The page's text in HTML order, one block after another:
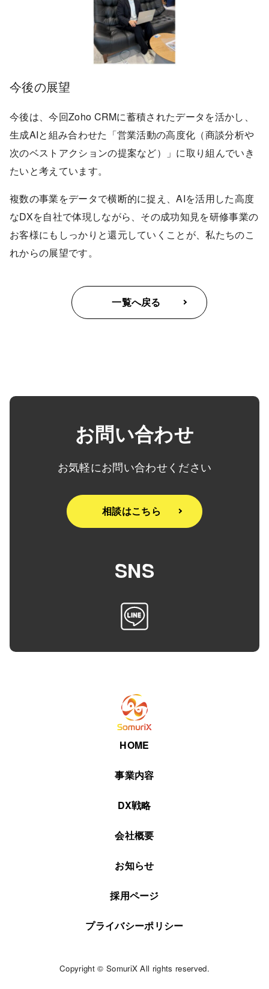
今後の展望
今後は、今回Zoho CRMに蓄積されたデータを活かし、
生成AIと組み合わせた「営業活動の高度化（商談分析や
次のベストアクションの提案など）」に取り組んでいき
たいと考えています。
複数の事業をデータで横断的に捉え、AIを活用した高度
なDXを自社で体現しながら、その成功知見を研修事業の
お客様にもしっかりと還元していくことが、私たちのこ
れからの展望です。
一覧へ戻る
お問い合わせ
お気軽にお問い合わせください
相談はこちら
SNS
HOME
事業内容
DX戦略
会社概要
お知らせ
採用ページ
プライバシーポリシー
Copyright © SomuriX All rights reserved.